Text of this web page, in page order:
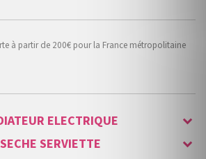
à partir de 200€ pour la France métropolitaine
ELECTRIQUE
SECHE SERVIETTE